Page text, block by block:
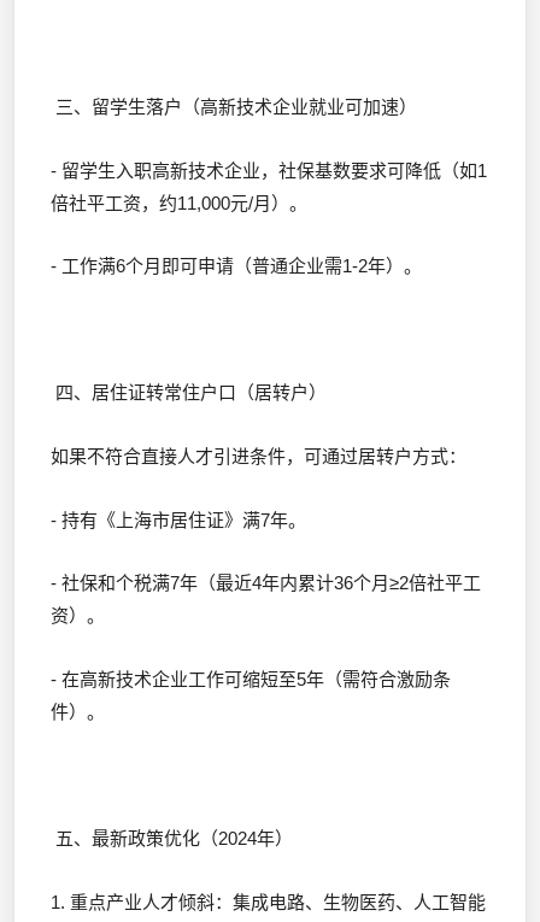
三、留学生落户（高新技术企业就业可加速）
- 留学生入职高新技术企业，社保基数要求可降低（如1
倍社平工资，约11,000元/月）。
- 工作满6个月即可申请（普通企业需1-2年）。
四、居住证转常住户口（居转户）
如果不符合直接人才引进条件，可通过居转户方式：
- 持有《上海市居住证》满7年。
- 社保和个税满7年（最近4年内累计36个月≥2倍社平工
资）。
- 在高新技术企业工作可缩短至5年（需符合激励条
件）。
五、最新政策优化（2024年）
1. 重点产业人才倾斜：集成电路、生物医药、人工智能